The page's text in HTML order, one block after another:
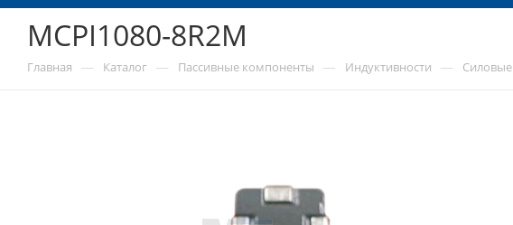
MCPI1080-8R2M
Главная — Каталог — Пассивные компоненты — Индуктивности — Силовые